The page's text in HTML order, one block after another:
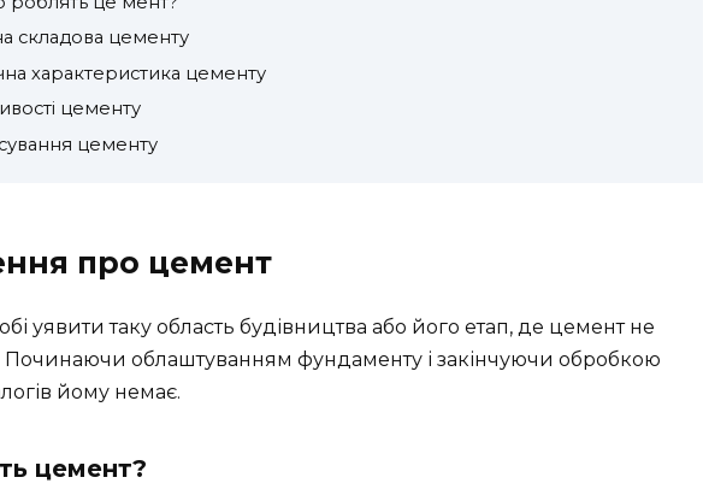
складова цементу
характеристика цементу
цементу
цементу
про цемент
уявити таку область будівництва або його етап, де цемент не
Починаючи облаштуванням фундаменту і закінчуючи обробкою
йому немає.
цемент?